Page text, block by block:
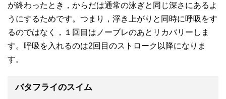
が終わったとき，からだは通常の泳ぎと同じ深さにあるよ
うにするためです。つまり，浮き上がりと同時に呼吸をす
るのではなく，１回目はノーブレのあとリカバリーしま
す。呼吸を入れるのは2回目のストローク以降になりま
す。
バタフライのスイム